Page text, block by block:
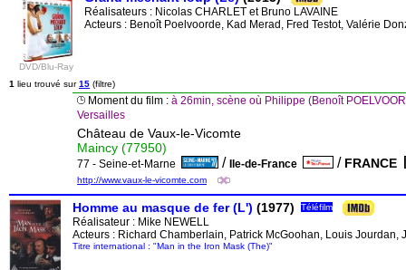
DVD/Blu-Ray
Réalisateurs : Nicolas CHARLET et Bruno LAVAINE
Acteurs : Benoît Poelvoorde, Kad Merad, Fred Testot, Valérie
1 lieu trouvé sur15 (filtre)
Moment du film : à 26min, scène où Philippe (Benoît
Versailles
Château de Vaux-le-Vicomte
Maincy (77950)
77 - Seine-et-Marne / Ile-de-France / FRANCE
http://www.vaux-le-vicomte.com
Homme au masque de fer (L') (1977) Téléfilm
Réalisateur : Mike NEWELL
Acteurs : Richard Chamberlain, Patrick McGoohan, Louis
Titre international : "Man in the Iron Mask (The)"